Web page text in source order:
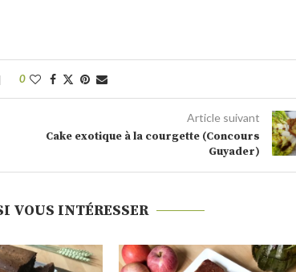
0
Article suivant
Cake exotique à la courgette (Concours
Guyader)
VOUS INTÉRESSER